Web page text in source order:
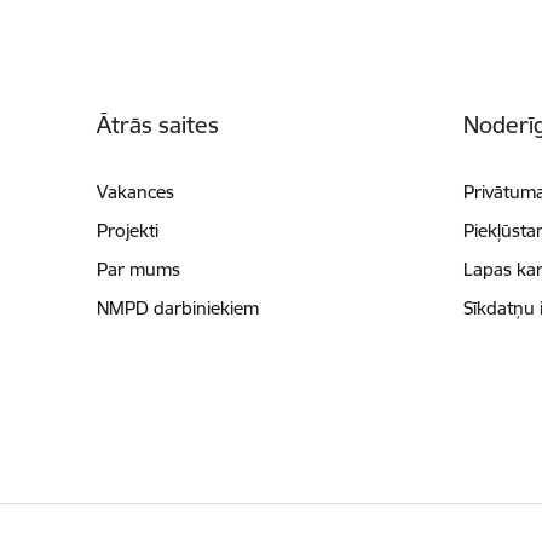
Ātrās saites
Vakances
Projekti
Par mums
NMPD darbiniekiem
Lapas
Sīkdatņu